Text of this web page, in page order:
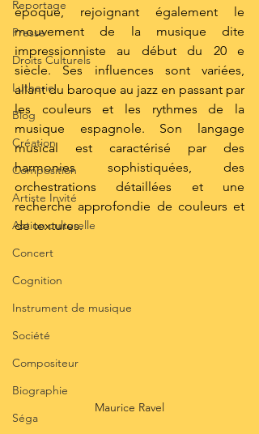
Reportage
Presse
Droits Culturels
Lutherie
Blog
Création
Composition
Artiste Invité
Action culturelle
Concert
Cognition
Instrument de musique
Société
Compositeur
Biographie
Séga
époque, rejoignant également le
mouvement de la musique dite
impressionniste au début du 20 e
siècle. Ses influences sont variées,
allant du baroque au jazz en passant par
les couleurs et les rythmes de la
musique espagnole. Son langage
musical est caractérisé par des
harmonies sophistiquées, des
orchestrations détaillées et une
recherche approfondie de couleurs et
de textures.
Maurice Ravel